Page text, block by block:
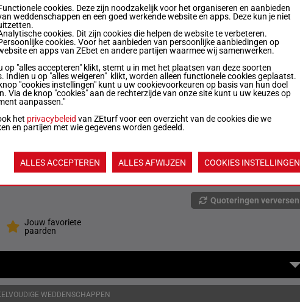
57 kg 8p 4p 2p (25) 4p 2p 1p 3p 5p 12p 1p
57 kg
3p 1p (25) 2p 6p 1p 5p (24) 7p 5p 2p
4p
4
57 kg
8p 1p (25) 4p 3p 2p 1p 1p (24) 5p 3p
5
57 kg
1p 4p (25) 3p 5p 6p 4p (24) 2p 1p 1p
2p
6
Quoteringen verversen
Jouw favoriete
paarden
WEDDENSCHAPPEN
cookies. Deze zijn noodzakelijk voor het organiseren en aanbieden
weddenschappen en een goed werkende website en apps. Deze kun je niet
cookies. Dit zijn cookies die helpen de website te verbeteren.
cookies. Voor het aanbieden van persoonlijke aanbiedingen op
en apps van ZEbet en andere partijen waarmee wij samenwerken.
op "alles accepteren" klikt, stemt u in met het plaatsen van deze soorten
Indien u op "alles weigeren" klikt, worden alleen functionele cookies geplaatst.
"cookies instellingen" kunt u uw cookievoorkeuren op basis van hun doel
Via de knop "cookies" aan de rechterzijde van onze site kunt u uw keuzes op
aanpassen."
het privacybeleid van ZEturf voor een overzicht van de cookies die we
en partijen met wie gegevens worden gedeeld.
ALLES ACCEPTEREN ALLES AFWIJZEN COOKIES INSTELLINGEN